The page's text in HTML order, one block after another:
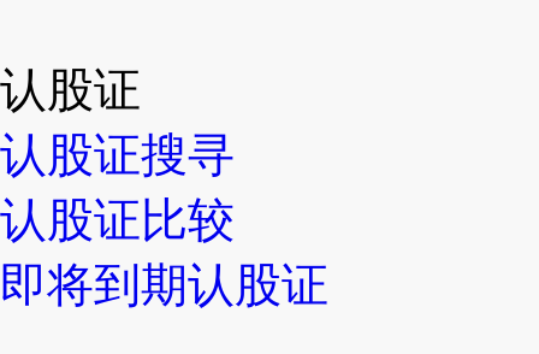
认股证
认股证搜寻
认股证比较
即将到期认股证